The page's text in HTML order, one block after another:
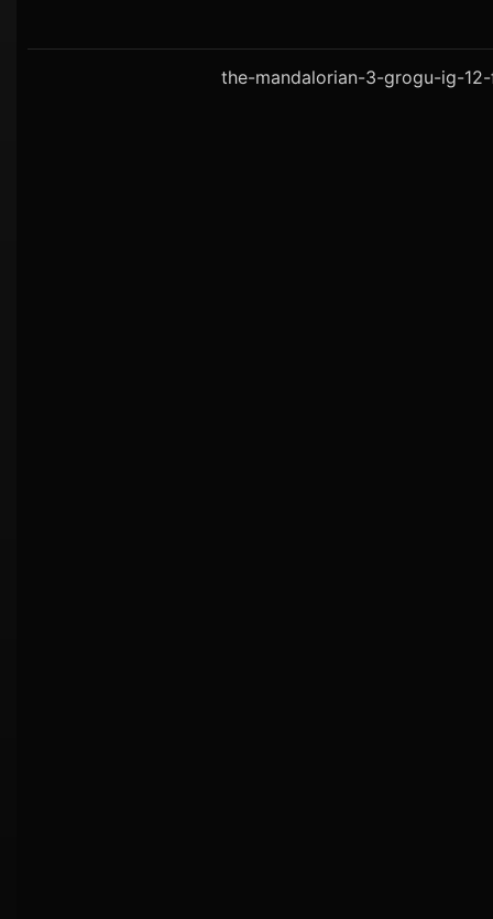
the-mandalorian-3-grogu-ig-